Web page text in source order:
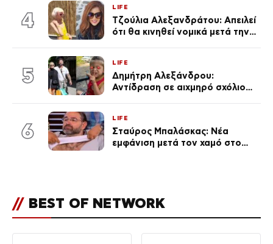
του Θεού»
4
LIFE
Τζούλια Αλεξανδράτου: Απειλεί
ότι θα κινηθεί νομικά μετά την
5
LIFE
Δημήτρη Αλεξάνδρου:
Αντίδραση σε αιχμηρό σχόλιο
6
LIFE
Σταύρος Μπαλάσκας: Νέα
εμφάνιση μετά τον χαμό στο
// BEST OF NETWORK